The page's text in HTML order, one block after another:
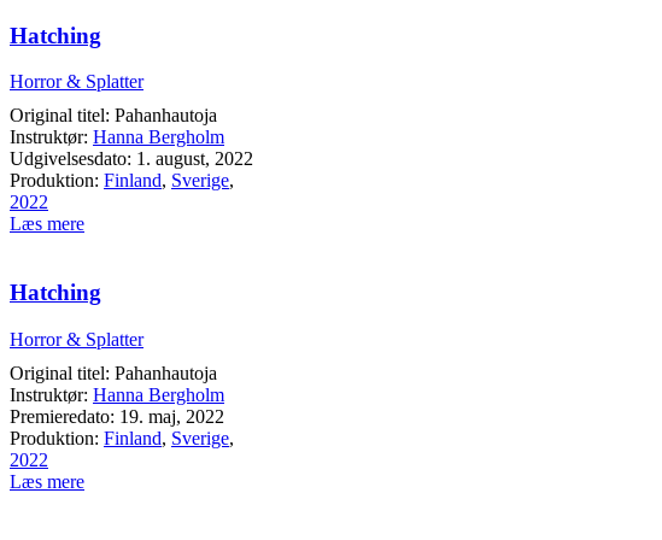
Hatching
Horror & Splatter
Original titel: Pahanhautoja
Instruktør: Hanna Bergholm
Udgivelsesdato: 1. august, 2022
Produktion: Finland, Sverige,
2022
Læs mere
Hatching
Horror & Splatter
Original titel: Pahanhautoja
Instruktør: Hanna Bergholm
Premieredato: 19. maj, 2022
Produktion: Finland, Sverige,
2022
Læs mere